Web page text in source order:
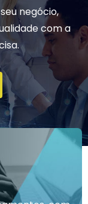
negócio,
com a